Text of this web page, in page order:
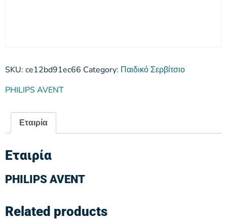
SKU: ce12bd91ec66 Category: Παιδικό Σερβίτσιο
PHILIPS AVENT
Εταιρία
Εταιρία
PHILIPS AVENT
Related products